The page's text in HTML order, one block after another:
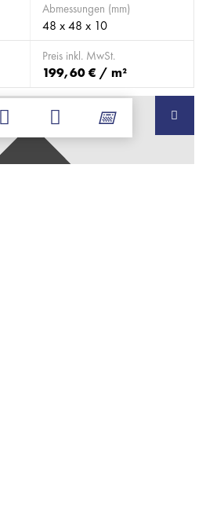
Abmessungen (mm)
48 x 48 x 10
Preis inkl. MwSt.
199,60 € / m²